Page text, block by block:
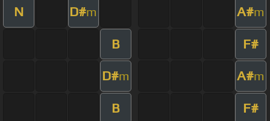
N D#m A#m
B F#
D#m A#m
B F#